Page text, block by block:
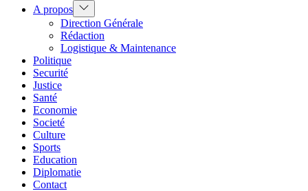
A propos Show
sub
menu
Direction Générale
Rédaction
Logistique & Maintenance
Politique
Securité
Justice
Santé
Economie
Societé
Culture
Sports
Education
Diplomatie
Contact